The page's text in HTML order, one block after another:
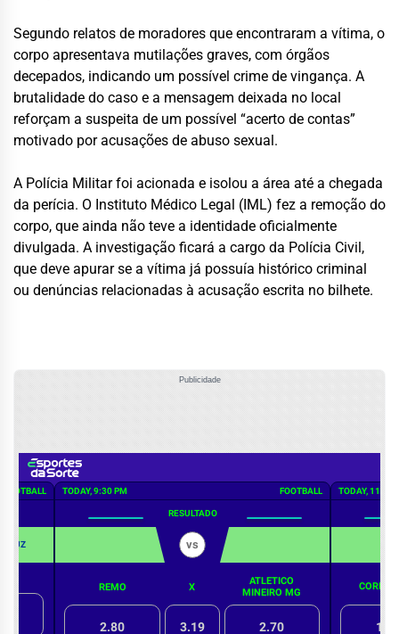
Segundo relatos de moradores que encontraram a vítima, o
corpo apresentava mutilações graves, com órgãos
decepados, indicando um possível crime de vingança. A
brutalidade do caso e a mensagem deixada no local
reforçam a suspeita de um possível “acerto de contas”
motivado por acusações de abuso sexual.
A Polícia Militar foi acionada e isolou a área até a chegada
da perícia. O Instituto Médico Legal (IML) fez a remoção do
corpo, que ainda não teve a identidade oficialmente
divulgada. A investigação ficará a cargo da Polícia Civil,
que deve apurar se a vítima já possuía histórico criminal
ou denúncias relacionadas à acusação escrita no bilhete.
Publicidade